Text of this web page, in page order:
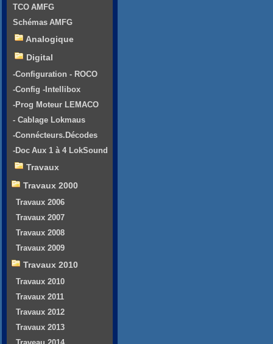
TCO AMFG
Schémas AMFG
Analogique
Digital
-Configuration - ROCO
-Config -Intellibox
-Prog Moteur LEMACO
- Cablage Lokmaus
-Connécteurs.Décodes
-Doc Aux 1 à 4 LokSound
Travaux
Travaux 2000
Travaux 2006
Travaux 2007
Travaux 2008
Travaux 2009
Travaux 2010
Travaux 2010
Travaux 2011
Travaux 2012
Travaux 2013